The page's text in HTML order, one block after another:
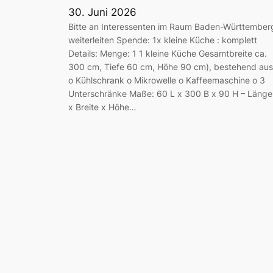
30. Juni 2026
Bitte an Interessenten im Raum Baden-
weiterleiten Spende: 1x kleine Küche : komplett
Details: Menge: 1 1 kleine Küche Gesamtbreite ca.
300 cm, Tiefe 60 cm, Höhe 90 cm), bestehend
o Kühlschrank o Mikrowelle o Kaffeemaschine o 3
Unterschränke Maße: 60 L x 300 B x 90 H – Länge
x Breite x Höhe…